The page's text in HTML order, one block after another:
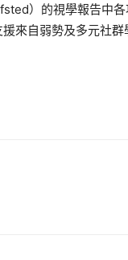
）的視學報告中
來自弱勢及多元社